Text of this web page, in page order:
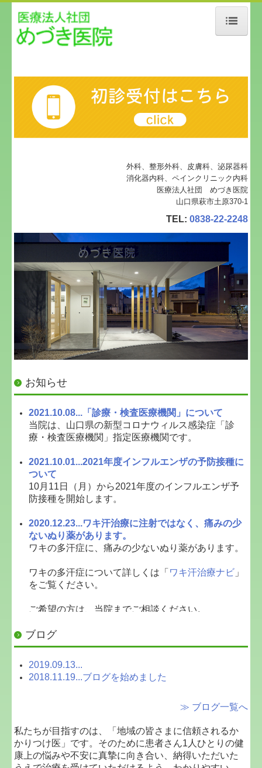
ホーム
当院について
診療案内
BLOG
施設基準
外科、整形外科、皮膚科、泌尿器科
消化器内科、ペインクリニック内科
医療法人社団 めづき医院
山口県萩市土原370-1
TEL: 0838-22-2248
お知らせ
2021.10.08...「診療・検査医療機関」について
当院は、山口県の新型コロナウィルス感染症「診
療・検査医療機関」指定医療機関です。
2021.10.01...2021年度インフルエンザの予防接種に
ついて
10月11日（月）から2021年度のインフルエンザ予
防接種を開始します。
2020.12.23...ワキ汗治療に注射ではなく、痛みの少
ないぬり薬があります。
ワキの多汗症に、痛みの少ないぬり薬があります。
ワキの多汗症について詳しくは「 ワキ汗治療ナビ 」
をご覧ください。
ご希望の方は、当院までご相談ください。
めづき医院
当院では火曜日・金曜日の11時～12時まで発熱外来
を行っています。
受診前に電話予約を必ず入れてください。
場合により、院内の診療ではなく、来られた車内に
て診療となります。
ブログ
2019.09.13...
2018.11.19...ブログを始めました
≫ ブログ一覧へ
私たちが目指すのは、「地域の皆さまに信頼されるか
かりつけ医」です。そのために患者さん1人ひとりの健
康上の悩みや不安に真摯に向き合い、納得いただいた